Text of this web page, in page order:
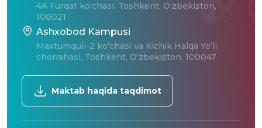
4A Furqat ko‘chasi, Toshkent, O‘zbekiston,
100021
Ashxobod Kampusi
Maxtumquli-2 ko‘chasi va Kichik Halqa Yo‘li
chorrahasi, Toshkent, O‘zbekiston, 100047
Maktab haqida taqdimot